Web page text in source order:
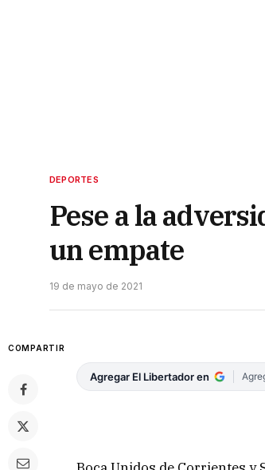
DEPORTES
Pese a la
un empate
19 de mayo de 2021
COMPARTIR
Agregar El Libertador en